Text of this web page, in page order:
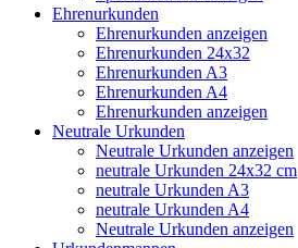
Ehrenurkunden
Ehrenurkunden anzeigen
Ehrenurkunden 24x32
Ehrenurkunden A3
Ehrenurkunden A4
Ehrenurkunden anzeigen
Neutrale Urkunden
Neutrale Urkunden anzeigen
neutrale Urkunden 24x32 cm
neutrale Urkunden A3
neutrale Urkunden A4
Neutrale Urkunden anzeigen